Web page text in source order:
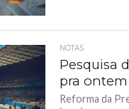
NOTAS
Pesquisa
pra ontem
Reforma da